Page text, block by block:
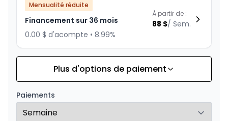
Mensualité réduite
Financement sur 36 mois
0.00 $ d'acompte • 8.99%
À partir de :
88 $/ Sem.
Financement sur 24 mois
0.00 $ d'acompte • 8.99%
À partir de :
Plus d'options de paiement
Paiements